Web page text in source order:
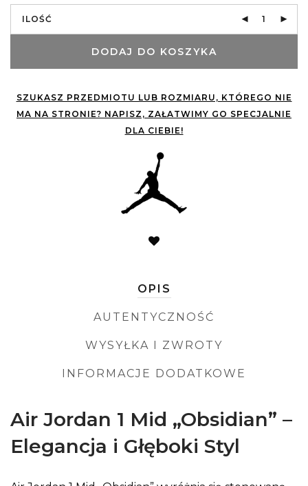
ILOŚĆ
DODAJ DO KOSZYKA
SZUKASZ PRZEDMIOTU LUB ROZMIARU, KTÓREGO NIE
MA NA STRONIE? NAPISZ, ZAŁATWIMY GO SPECJALNIE
DLA CIEBIE!
OPIS
AUTENTYCZNOŚĆ
WYSYŁKA I ZWROTY
INFORMACJE DODATKOWE
Air Jordan 1 Mid „Obsidian” –
Elegancja i Głęboki Styl